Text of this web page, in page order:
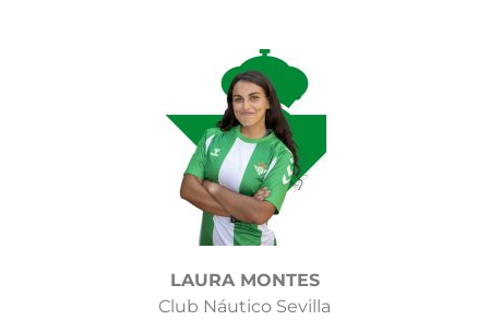
LAURA MONTES
Club Náutico Sevilla